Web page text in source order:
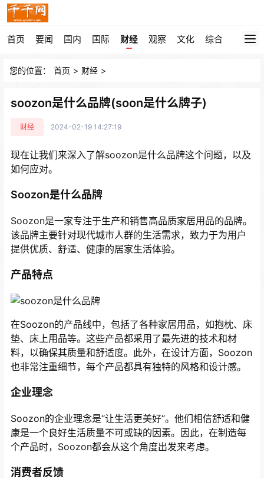
首页 要闻 国内 国际 财经 观察 文化 综合
您的位置： 首页 > 财经 >
soozon是什么品牌(soon是什么牌子)
财经 2024-02-19 14:27:19
现在让我们来深入了解soozon是什么品牌这个问题，以及
如何应对。
Soozon是什么品牌
Soozon是一家专注于生产和销售高品质家居用品的品牌。
该品牌主要针对现代城市人群的生活需求，致力于为用户
提供优质、舒适、健康的居家生活体验。
产品特点
在Soozon的产品线中，包括了各种家居用品，如抱枕、床
垫、床上用品等。这些产品都采用了最先进的技术和材
料，以确保其质量和舒适度。此外，在设计方面，Soozon
也非常注重细节，每个产品都具有独特的风格和设计感。
企业理念
Soozon的企业理念是“让生活更美好”。他们相信舒适和健
康是一个良好生活质量不可或缺的因素。因此，在制造每
个产品时，Soozon都会从这个角度出发来考虑。
消费者反馈